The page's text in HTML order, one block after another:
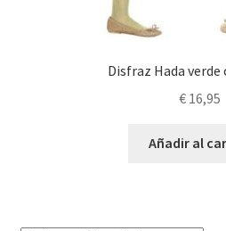
Disfraz Hada
€16,95
Añadir al